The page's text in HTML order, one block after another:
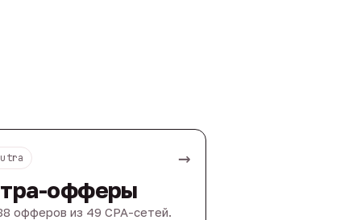
→
офферы
офферов из 49 CPA-сетей.